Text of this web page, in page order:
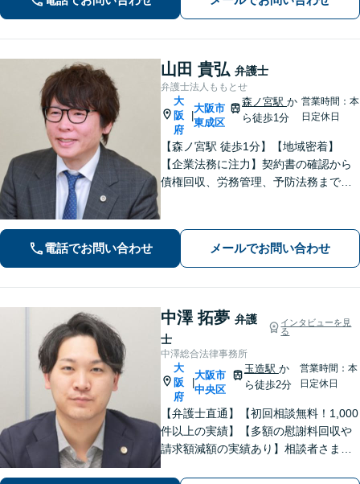
市及び近隣市・区の方々に上質なリー
山田 貴弘 弁護士
弁護士法人ももとせ
大
阪
府
|
大阪市
東成区
森ノ宮駅か
ら徒歩1分
営業時間：本
日定休日
【森ノ宮駅 徒歩1分】【地域密着】
【企業法務に注力】契約書の確認から
債権回収、労務管理、予防法務までサ
で、まずはお気軽にご相談ください。
電話でお問い合わせ メールでお問い合わせ
中澤 拓夢 弁護
士
インタビューを見
る
中澤総合法律事務所
大
阪
府
大阪市
中央区
玉造駅 か
ら徒歩2分
営業時間：本
日定休日
【弁護士直通】【初回相談無料！1,000
件以上の実績】【多額の慰謝料回収や
請求額減額の実績あり】相談者さまに